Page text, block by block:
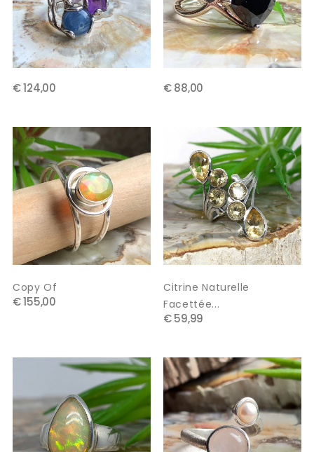
€ 124,00 € 88,00
Copy Of
€ 155,00
Citrine Naturelle
Facettée...
€ 59,99